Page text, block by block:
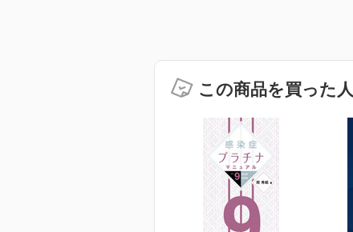
この商品を買った